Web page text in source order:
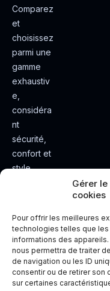
Gérer
cookies
Pour offrir les meilleures
technologies telles que
informations des
nous permettra de traiter
de navigation ou les ID
consentir ou de retirer
sur certaines
Comparez
et
choisissez
parmi une
gamme
exhaustiv
e,
considéra
nt
sécurité,
confort et
style.
e de
conduite
plus sûre
et plus
agréable.